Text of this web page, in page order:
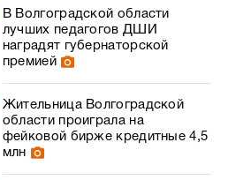
В Волгоградской области
лучших педагогов ДШИ
наградят губернаторской
премией
Жительница Волгоградской
области проиграла на
фейковой бирже кредитные 4,5
млн